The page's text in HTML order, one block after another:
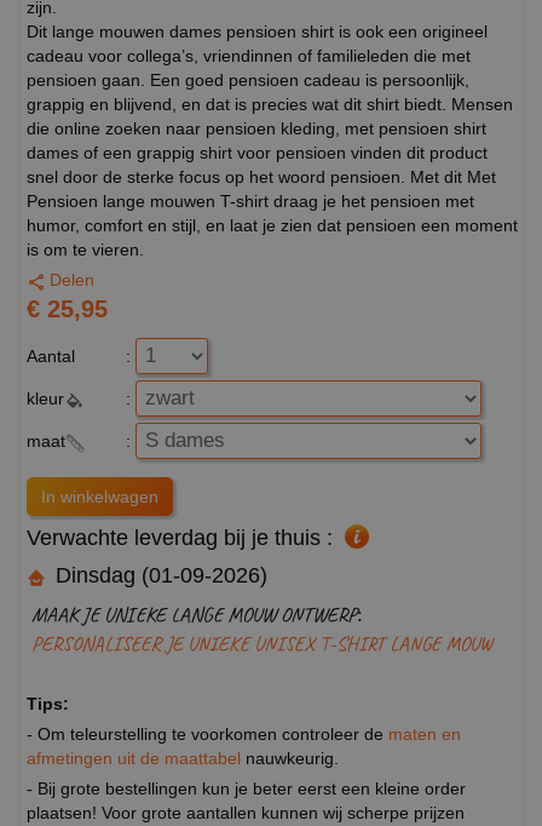
zijn.
Dit lange mouwen dames pensioen shirt is ook een origineel
cadeau voor collega’s, vriendinnen of familieleden die met
pensioen gaan. Een goed pensioen cadeau is persoonlijk,
grappig en blijvend, en dat is precies wat dit shirt biedt. Mensen
die online zoeken naar pensioen kleding, met pensioen shirt
dames of een grappig shirt voor pensioen vinden dit product
snel door de sterke focus op het woord pensioen. Met dit Met
Pensioen lange mouwen T-shirt draag je het pensioen met
humor, comfort en stijl, en laat je zien dat pensioen een moment
is om te vieren.
Delen
€ 25,95
Aantal :
kleur :
maat :
Verwachte leverdag bij je thuis :
Dinsdag (01-09-2026)
MAAK JE UNIEKE LANGE MOUW ONTWERP:
PERSONALISEER JE UNIEKE UNISEX T-SHIRT LANGE MOUW
Tips:
- Om teleurstelling te voorkomen controleer de maten en
afmetingen uit de maattabel nauwkeurig.
- Bij grote bestellingen kun je beter eerst een kleine order
plaatsen! Voor grote aantallen kunnen wij scherpe prijzen